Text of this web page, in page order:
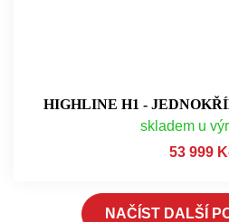
HIGHLINE H1 -
skladem u
53 999
NAČÍST DALŠÍ